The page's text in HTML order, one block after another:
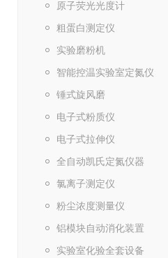
原子荧光光度计
粗蛋白测定仪
实验磨粉机
智能控温实验室定氮仪
锤式旋风磨
电子式粉质仪
电子式拉伸仪
全自动凯氏定氮仪器
氯离子测定仪
粉尘浓度测量仪
铝模块自动消化装置
实验室化验全套设备